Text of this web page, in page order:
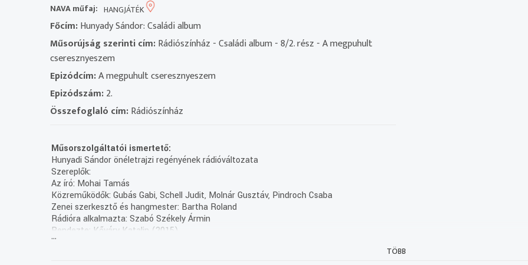
NAVA műfaj: HANGJÁTÉK
Főcím:Hunyady Sándor: Családi album
Műsorújság szerinti cím:Rádiószínház - Családi album - 8/2. rész - A megpuhult
cseresznyeszem
Epizódcím:A megpuhult cseresznyeszem
Epizódszám:2.
Összefoglaló cím:Rádiószínház
Műsorszolgáltatói ismertető:
Hunyadi Sándor önéletrajzi regényének rádióváltozata
Szereplők:
Az író: Mohai Tamás
Közreműködők: Gubás Gabi, Schell Judit, Molnár Gusztáv, Pindroch Csaba
Zenei szerkesztő és hangmester: Bartha Roland
Rádióra alkalmazta: Szabó Székely Ármin
Rendezte: Kőváry Katalin (2015)
(8/3. rész holnap 13.06)
Készítette a Thália Színház Nonprofit Kft. a Médiatanács támogatásával, a Magyar Média Mecenatúra program keretében
...
TÖBB